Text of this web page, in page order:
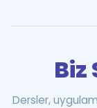
Biz
Dersler,